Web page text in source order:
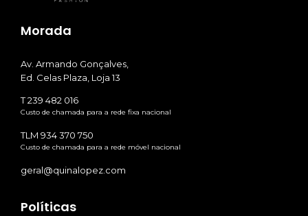
Morada
Av. Armando Gonçalves,
Ed. Celas Plaza, Loja 13
T 239 482 016
Custo de chamada para a rede fixa nacional
TLM 934 370 750
Custo de chamada para a rede móvel nacional
geral@quinalopez.com
Políticas